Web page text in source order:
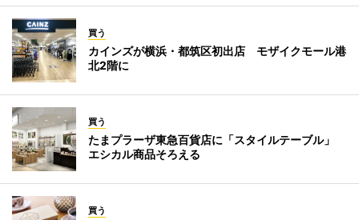
買う
カインズが横浜・都筑区初出店 モザイクモール港
北2階に
買う
たまプラーザ東急百貨店に「スタイルテーブル」
エシカル商品そろえる
買う